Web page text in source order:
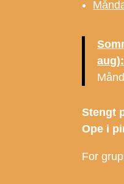
aug):
Stengt
Ope i
For